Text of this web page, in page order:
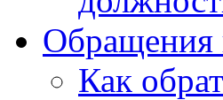
Обращения
Как